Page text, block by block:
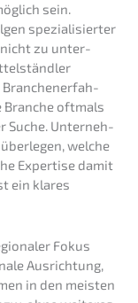
sein.
spezia­li­sier­ter
nicht zu unter­
Branchen­er­fah­
Branche oftmals
Suche. Unter­neh­
welche
Exper­ti­se damit
ein klares
Fokus
Ausrich­tung,
in den meisten